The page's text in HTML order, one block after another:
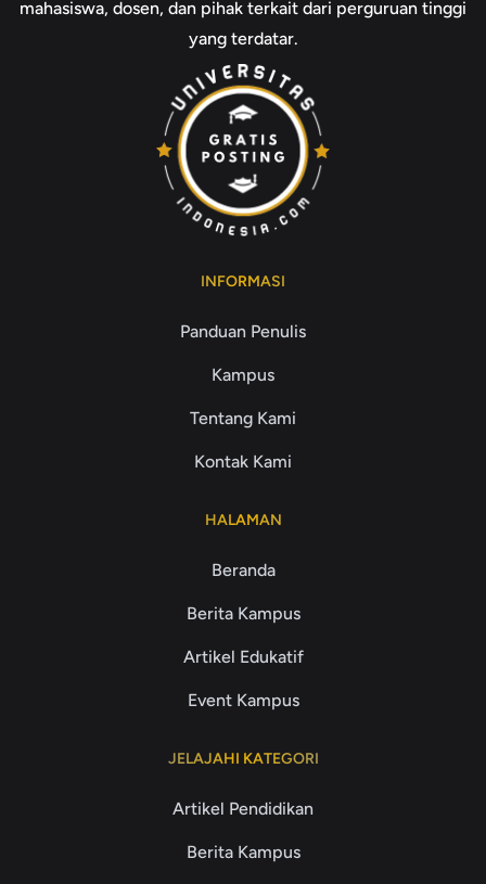
mahasiswa, dosen, dan pihak terkait dari perguruan tinggi
yang terdatar.
INFORMASI
Panduan Penulis
Kampus
Tentang Kami
Kontak Kami
HALAMAN
Beranda
Berita Kampus
Artikel Edukatif
Event Kampus
JELAJAHI KATEGORI
Artikel Pendidikan
Berita Kampus